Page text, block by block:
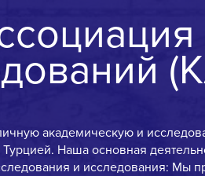
академическую и
Наша основная
и исследования: Мы